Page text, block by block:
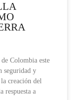
Colombia este
seguridad y
creación del
respuesta a